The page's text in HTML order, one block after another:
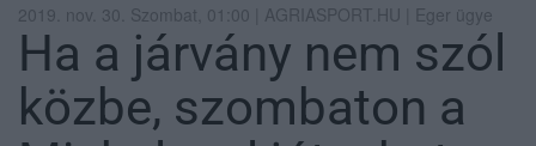
2019. nov. 30. Szombat, 01:00 | AGRIASPORT.HU | Eger ügye
Ha a járvány nem szól
közbe, szombaton a